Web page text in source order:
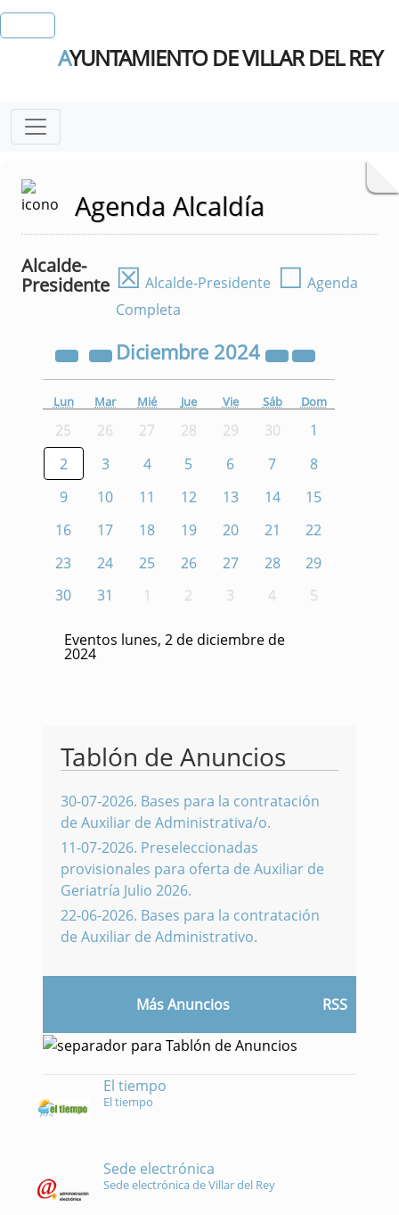
AYUNTAMIENTO DE VILLAR DEL REY
Agenda Alcaldía
Alcalde-
Presidente ☒ Alcalde-Presidente ☐ Agenda
Completa
Diciembre 2024
Lun Mar Mié Jue Vie Sáb Dom
25 26 27 28 29 30
1
2
3 4 5 6 7
8
9
10 11 12 13 14
15
16
17 18 19 20 21
22
23
24 25 26 27 28
29
30
31 1 2 3 4 5
Eventos lunes, 2 de diciembre de
2024
Tablón de Anuncios
30-07-2026. Bases para la contratación
de Auxiliar de Administrativa/o.
11-07-2026. Preseleccionadas
provisionales para oferta de Auxiliar de
Geriatría Julio 2026.
22-06-2026. Bases para la contratación
de Auxiliar de Administrativo.
Más Anuncios RSS
El tiempo
El tiempo
Sede electrónica
Sede electrónica de Villar del Rey